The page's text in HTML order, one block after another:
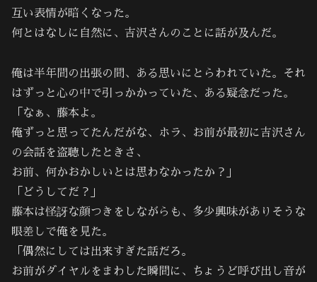
互い表情が暗くなった。
何とはなしに自然に、吉沢さんのことに話が及んだ。
俺は半年間の出張の間、ある思いにとらわれていた。それ
はずっと心の中で引っかかっていた、ある疑念だった。
「なぁ、藤本よ。
俺ずっと思ってたんだがな、ホラ、お前が最初に吉沢さん
の会話を盗聴したときさ、
お前、何かおかしいとは思わなかったか？」
「どうしてだ？」
藤本は怪訝な顔つきをしながらも、多少興味がありそうな
眼差しで俺を見た。
「偶然にしては出来すぎた話だろ。
お前がダイヤルをまわした瞬間に、ちょうど呼び出し音が